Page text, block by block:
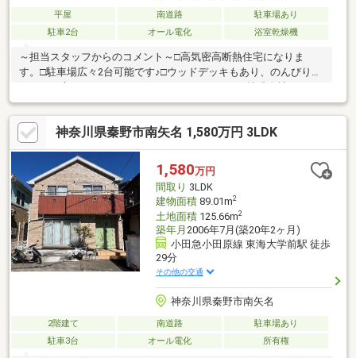
平屋 南道路
駐車場あり
駐車2台
オール電化 浴室乾燥機
～担当スタッフからのコメント～□高気密高断熱住宅になりま
す。□駐車場広々2台可能です♪□ウッドデッキもあり、のんびり暮
平日、祝日９：３０～１９：００まで現地案内会開催しておりま
すので、お気軽にお問い合わせください。
***********************************************また、お客様そ
れぞれのご条件、ご状況に適した住宅ローンを当社スタッフがご
提案させていただきます。既存のお借入れや、新規住宅ローンに
ついても、お気楽にご相談ください。※金利については審査によ
り異なります。
神奈川県秦野市南矢名 1,580万円 3LDK
1,580万円
間取り 3LDK
建物面積89.01m2
土地面積125.66m2
築年月 2006年7月(築20年2ヶ月)
小田急小田原線 東海大学前駅 徒歩
29分
その他の交通
神奈川県秦野市南矢名
2階建て 南道路
駐車場あり
駐車3台
オール電化 所有権